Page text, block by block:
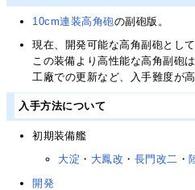
10cm連装高角砲の副砲版。
現在、開発可能な高角副砲とし
この装備より高性能な高角副砲
工廠での更新など、入手難度が高
入手方法について
初期装備艦
大淀 ・ 大鳳改 ・ 長門改二 ・
開発